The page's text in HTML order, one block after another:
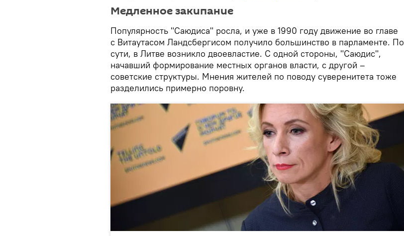
Медленное закипание
Популярность "Саюдиса" росла, и уже в 1990 году движение во главе
с Витаутасом Ландсбергисом получило большинство в парламенте. По
сути, в Литве возникло двоевластие. С одной стороны, "Саюдис",
начавший формирование местных органов власти, с другой –
советские структуры. Мнения жителей по поводу суверенитета тоже
разделились примерно поровну.